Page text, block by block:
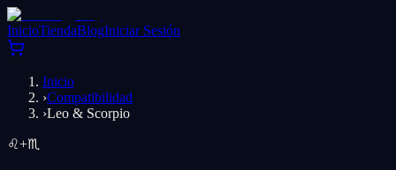
InicioTiendaBlogIniciar Sesión
Inicio
›Compatibilidad
›Leo & Scorpio
♌+♏